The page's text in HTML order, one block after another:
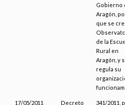
Gobierno de
Aragón, por el
que se crea el
Observatorio
de la Escuela
Rural en
Aragón, y se
regula su
organización y
funcionamiento
17/05/2011 Decreto
341/2011, por el